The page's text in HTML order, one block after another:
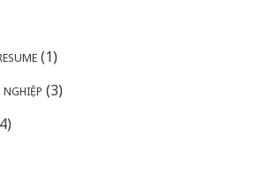
(1)
(3)